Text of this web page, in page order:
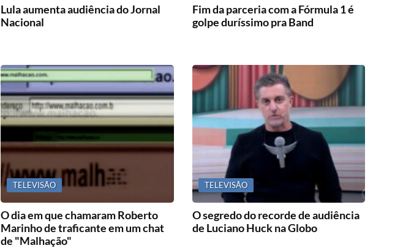
Lula aumenta audiência do Jornal
Nacional
Fim da parceria com a Fórmula 1 é
golpe duríssimo pra Band
TELEVISÃO
O dia em que chamaram Roberto
Marinho de traficante em um chat
de "Malhação"
TELEVISÃO
O segredo do recorde de audiência
de Luciano Huck na Globo